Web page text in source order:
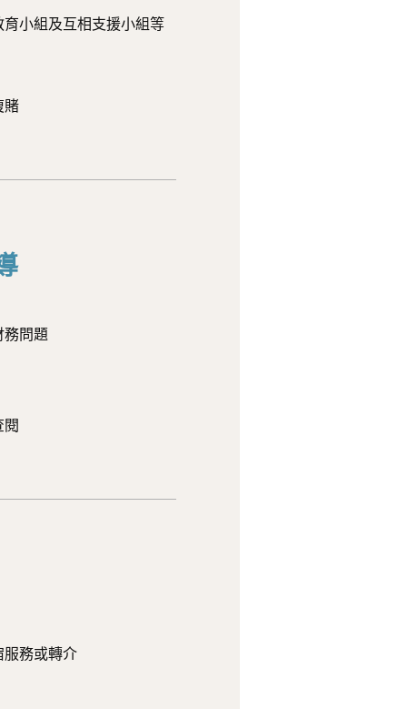
小組及互相支援小組等
賭
務問題
閱
服務或轉介